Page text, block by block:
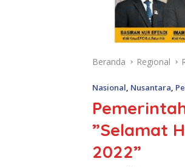
Beranda Regional
Nasional, Nusantara,
”Selamat
2022”